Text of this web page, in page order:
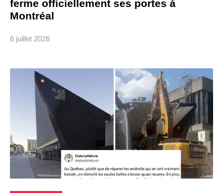
ferme officiellement ses portes à
Montréal
6 juillet 2026